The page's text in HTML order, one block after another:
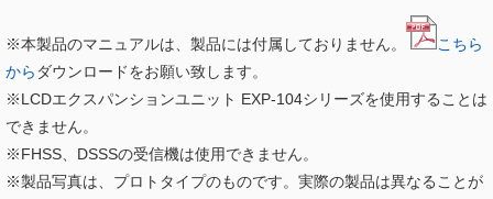
※本製品のマニュアルは、製品には付属しておりません。
こちら
から ダウンロードをお願い致します。
※LCDエクスパンションユニット EXP-104シリーズを使用することは
できません。
※FHSS、DSSSの受信機は使用できません。
※製品写真は、プロトタイプのものです。実際の製品は異なることが